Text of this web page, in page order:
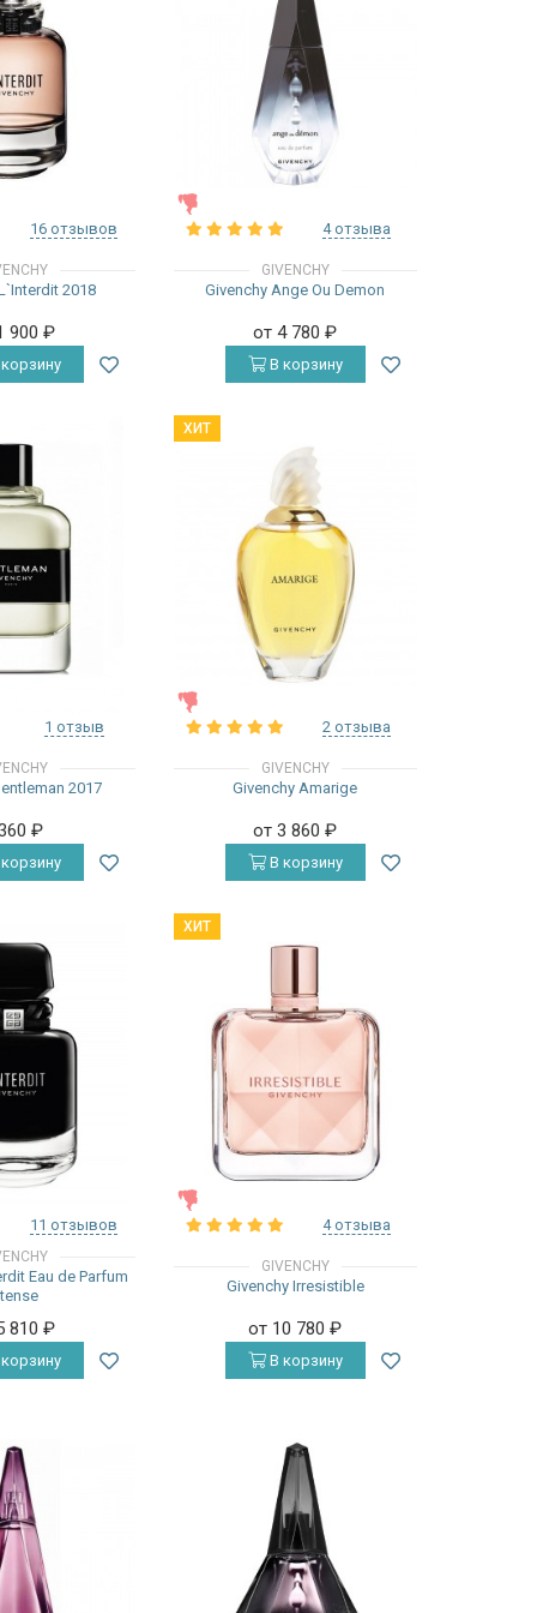
16 отзывов
2018
900₽
4 отзыва
GIVENCHY
Givenchy Ange Ou Demon
от 4 780₽
В корзину
1 отзыв
2017
₽
ХИТ
2 отзыва
GIVENCHY
Givenchy Amarige
от 3 860₽
В корзину
11 отзывов
Eau de Parfum
810₽
ХИТ
4 отзыва
GIVENCHY
Givenchy Irresistible
от 10 780₽
В корзину